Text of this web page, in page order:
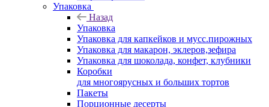
Упаковка
Назад
Упаковка
Упаковка для капкейков и мусс.пирожных
Упаковка для макарон, эклеров,зефира
Упаковка для шоколада, конфет, клубники
Коробки
для многоярусных и больших тортов
Пакеты
Порционные десерты